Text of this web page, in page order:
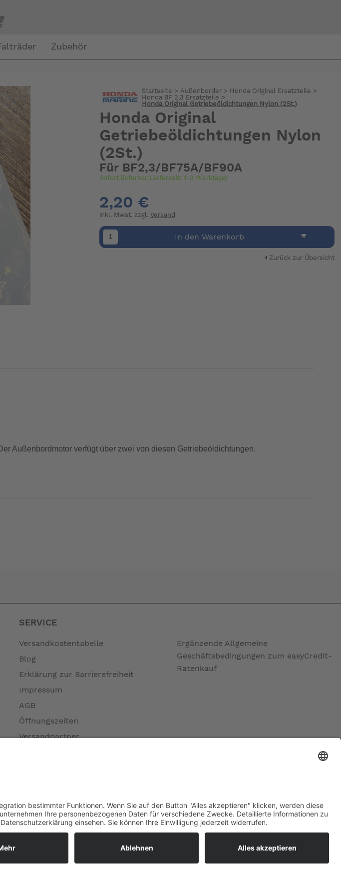
Zubehör
Startseite > Außenborder> Honda Original Ersatzteile >
Honda BF 2,3 Ersatzteile >
Honda Original Getriebeöldichtungen Nylon (2St.)
Honda Original
Getriebeöldichtungen Nylon
(2St.)
Für BF2,3/BF75A/BF90A
Sofort lieferbar(Lieferzeit: 1-3 Werktage)
2,20 €
inkl. Mwst. zzgl.Versand
In den Warenkorb
Zurück zur Übersicht
Außenbordmotor verfügt über zwei von diesen Getriebeöldichtungen.
SERVICE
Versandkostentabelle
Blog
Erklärung zur Barrierefreiheit
Impressum
AGB
Öffnungszeiten
Versandpartner
Widerrufsrecht MS
Widerrufsrecht bei Dienstleistungen
Ergänzende Allgemeine
Geschäftsbedingungen zum easyCredit-
Ratenkauf